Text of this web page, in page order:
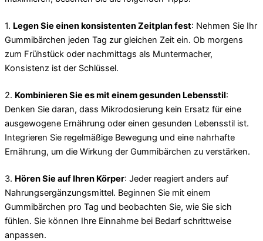
1. Legen Sie einen konsistenten Zeitplan fest: Nehmen Sie Ihr
Gummibärchen jeden Tag zur gleichen Zeit ein. Ob morgens
zum Frühstück oder nachmittags als Muntermacher,
Konsistenz ist der Schlüssel.
2. Kombinieren Sie es mit einem gesunden Lebensstil:
Denken Sie daran, dass Mikrodosierung kein Ersatz für eine
ausgewogene Ernährung oder einen gesunden Lebensstil ist.
Integrieren Sie regelmäßige Bewegung und eine nahrhafte
Ernährung, um die Wirkung der Gummibärchen zu verstärken.
3. Hören Sie auf Ihren Körper: Jeder reagiert anders auf
Nahrungsergänzungsmittel. Beginnen Sie mit einem
Gummibärchen pro Tag und beobachten Sie, wie Sie sich
fühlen. Sie können Ihre Einnahme bei Bedarf schrittweise
anpassen.